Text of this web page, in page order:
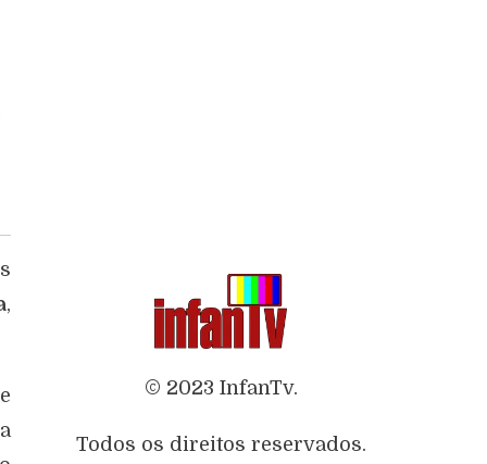
,
© 2023 InfanTv.
Todos os direitos reservados.